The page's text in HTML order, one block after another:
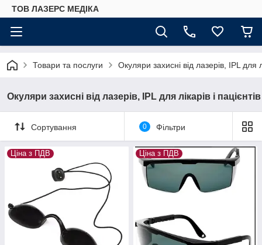
ТОВ ЛАЗЕРС МЕДІКА
Товари та послуги Окуляри захисні від лазерів, IPL для
Окуляри захисні від лазерів, IPL для лікарів і пацієнтів
Сортування 0 Фільтри
Ціна з ПДВ Ціна з ПДВ